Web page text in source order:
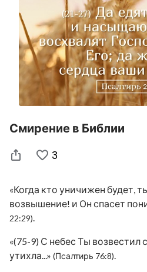
Смирение в Библии
3
«Когда кто уничижен будет,
возвышение! и Он спасет
22:29)
«(75-9) С небес Ты возвестил
утихла...» (Псалтирь 76:8)